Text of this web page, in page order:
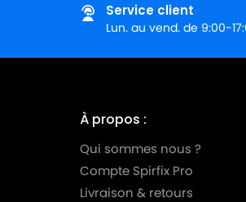
Service client
Lun. au vend. de 9:00-
À propos :
Qui sommes nous ?
Compte Spirfix Pro
Livraison & retours